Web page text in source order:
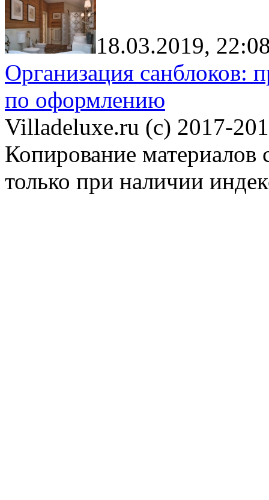
18.03.2019,
Организация санблоков:
по оформлению
Villadeluxe.ru (c) 2017-
Копирование материалов
только при наличии